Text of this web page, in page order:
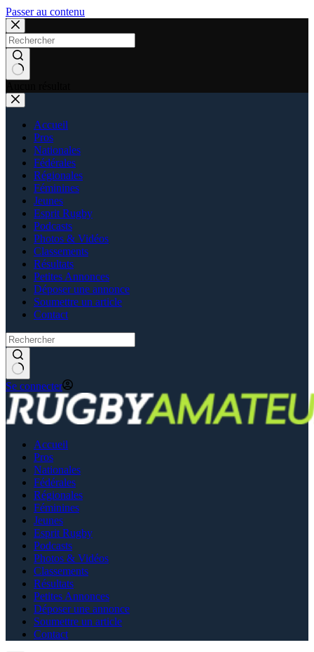
Passer au contenu
Accueil
Pros
Nationales
Fédérales
Régionales
Féminines
Jeunes
Esprit Rugby
Podcasts
Photos & Vidéos
Classements
Résultats
Petites Annonces
Déposer une annonce
Soumettre un article
Contact
Se connecter
Accueil
Pros
Nationales
Fédérales
Régionales
Féminines
Jeunes
Esprit Rugby
Podcasts
Photos & Vidéos
Classements
Résultats
Petites Annonces
Déposer une annonce
Soumettre un article
Contact